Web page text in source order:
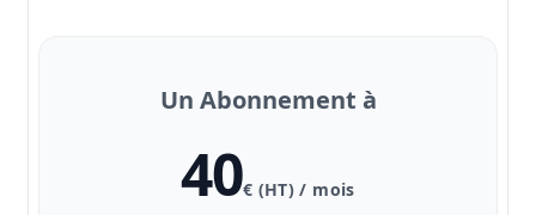
Un Abonnement à
40€ (HT) / mois